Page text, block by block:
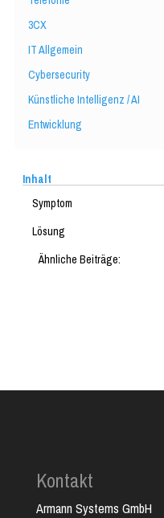
3CX
IT Allgemein
Cybersecurity
Künstliche Intelligenz / AI
Entwicklung
Inhalt
Symptom
Lösung
Ähnliche Beiträge:
Kontakt
Armann Systems GmbH